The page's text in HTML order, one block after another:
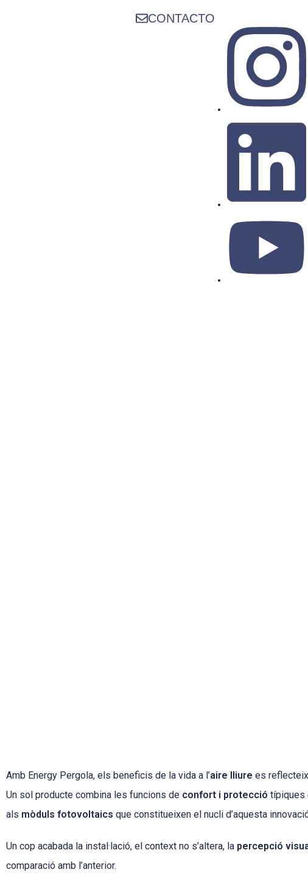
CONTACTO
Amb Energy Pergola, els beneficis de la vida a l’aire lliure es
Un sol producte combina les funcions de confort i protecció típiques
als mòduls fotovoltaics que constitueixen el nucli d’aquesta
Un cop acabada la instal·lació, el context no s’altera, la percepció
comparació amb l’anterior.